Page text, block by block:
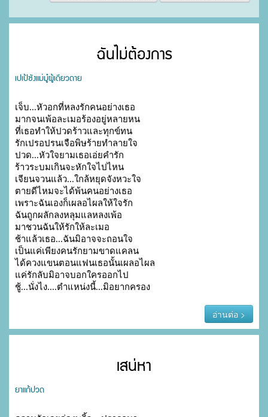
ฉันไม่ต้องการ
เปเป้ซังแม่มู๋ผู้เดียวดาย
เจ็บ...หัวอกที่หลงรักคนอย่างเธอ
มากจนเพ้อละเมอร้องอยู่หลายหน
ที่เธอทำให้ปวดร้าวและทุกข์ทน
รักเปรอปรนเจือพิษร้ายทำลายใจ
ปวด...หัวใจยามเธอเอ่ยคำรัก
ร้าวระบมเกินจะหักใจไปไหน
เจียนจวนแล้ว...ใกล้หยุดจังหวะใจ
ตายดีไหมจะได้พ้นคนอย่างเธอ
เพราะฉันเองก็เผลอไผลให้ใจรัก
ฉันถูกผลักลงหลุมแลหลงเพ้อ
มาชวนฉันให้รักให้ละเมอ
ช้าแล้วเธอ...ฉันมิอาจจะถอนใจ
เป็นแค่เพียงคนรักยามขาดแคลน
ได้ควงแขนตอนแฟนเธอนั้นเผลอไผล
แค่รักลับมิอาจบอกใครออกไป
ชู้...นั่งไง....ตำแหน่งนี้...มิอยากครอง
อ่านต่อ >
เสน่หา
ยาแก้ปวด